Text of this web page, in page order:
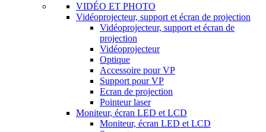
VIDÉO ET PHOTO
Vidéoprojecteur, support et écran de projection
Vidéoprojecteur, support et écran de
projection
Vidéoprojecteur
Optique
Accessoire pour VP
Support pour VP
Ecran de projection
Pointeur laser
Moniteur, écran LED et LCD
Moniteur, écran LED et LCD